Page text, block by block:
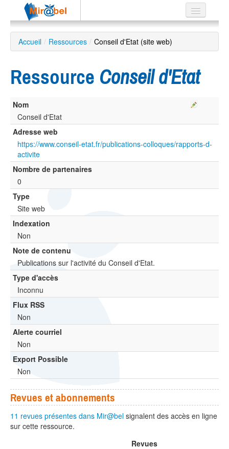
Le réseau
Soutien
Recherche
avancée
EN
ES
Accueil / Ressources / Conseil d'Etat (site web)
Ressource Conseil d'Etat
Nom
Conseil d'Etat
Adresse web
https://www.conseil-etat.fr/publications-colloques/rapports-d-
activite
Nombre de partenaires
0
Type
Site web
Indexation
Non
Note de contenu
Publications sur l'activité du Conseil d'Etat.
Type d'accès
Inconnu
Flux RSS
Non
Alerte courriel
Non
Export Possible
Non
Revues et abonnements
11 revues présentes dans Mir@bel signalent des accès en ligne
sur cette ressource.
Revues